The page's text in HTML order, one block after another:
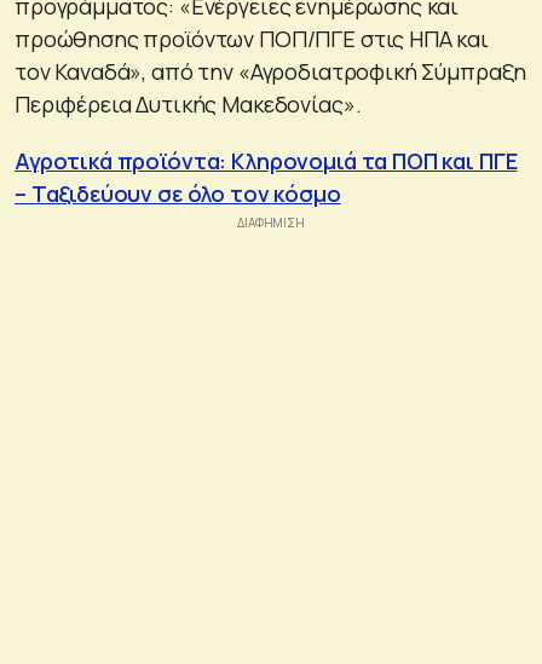
προώθησης προϊόντων ΠΟΠ/ΠΓΕ στις ΗΠΑ και
τον Καναδά», από την «Αγροδιατροφική Σύμπραξη
Περιφέρεια Δυτικής Μακεδονίας».
Αγροτικά προϊόντα: Κληρονομιά τα ΠΟΠ και ΠΓΕ
– Ταξιδεύουν σε όλο τον κόσμο